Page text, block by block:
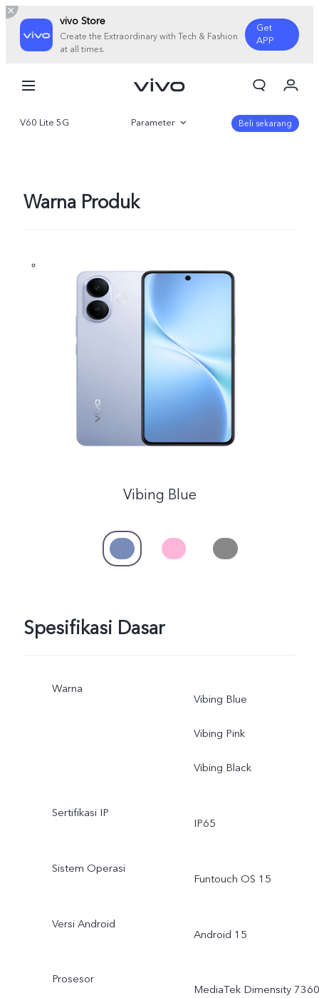
vivo Store
Create the Extraordinary with Tech & Fashion
at all times.
Get
APP
Indonesia | Pilih negara/wilayah
Keranjang
Masuk/Daftar
V60 Lite 5G Parameter Beli sekarang
Warna Produk
Vibing Blue
Spesifikasi Dasar
Warna
Vibing Blue
Vibing Pink
Vibing Black
Sertifikasi IP
IP65
Sistem Operasi
Funtouch OS 15
Versi Android
Android 15
Prosesor
MediaTek Dimensity